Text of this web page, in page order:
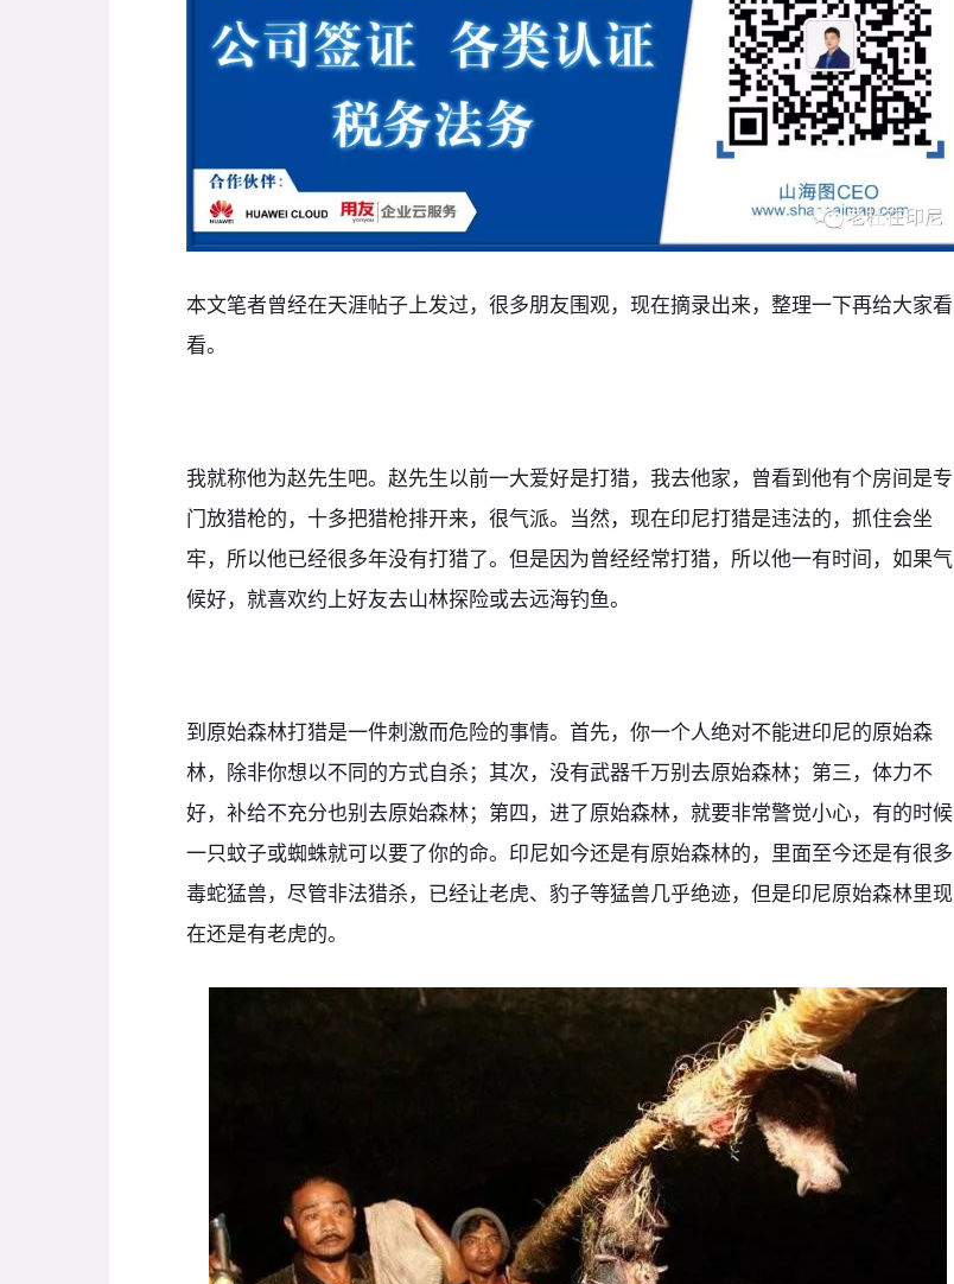
本文笔者曾经在天涯帖子上发过，很多朋友围观，现在摘录出来，整理一下再给大家看
看。
我就称他为赵先生吧。赵先生以前一大爱好是打猎，我去他家，曾看到他有个房间是专
门放猎枪的，十多把猎枪排开来，很气派。当然，现在印尼打猎是违法的，抓住会坐
牢，所以他已经很多年没有打猎了。但是因为曾经经常打猎，所以他一有时间，如果气
候好，就喜欢约上好友去山林探险或去远海钓鱼。
到原始森林打猎是一件刺激而危险的事情。首先，你一个人绝对不能进印尼的原始森
林，除非你想以不同的方式自杀；其次，没有武器千万别去原始森林；第三，体力不
好，补给不充分也别去原始森林；第四，进了原始森林，就要非常警觉小心，有的时候
一只蚊子或蜘蛛就可以要了你的命。印尼如今还是有原始森林的，里面至今还是有很多
毒蛇猛兽，尽管非法猎杀，已经让老虎、豹子等猛兽几乎绝迹，但是印尼原始森林里现
在还是有老虎的。